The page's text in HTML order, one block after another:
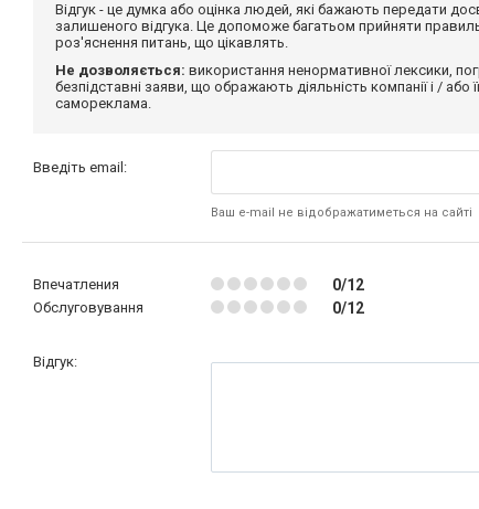
Відгук - це думка або оцінка людей, які бажають передати
залишеного відгука. Це допоможе багатьом прийняти
роз'яснення питань, що цікавлять.
Не дозволяється: використання ненормативної лексики,
безпідставні заяви, що ображають діяльність компанії і /
самореклама.
Введіть email:
Ваш e-mail не відображатиметься на сайті
Впечатления 0/12
Обслуговування 0/12
Відгук: